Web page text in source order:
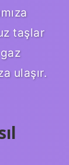
taşlar
ulaşır.